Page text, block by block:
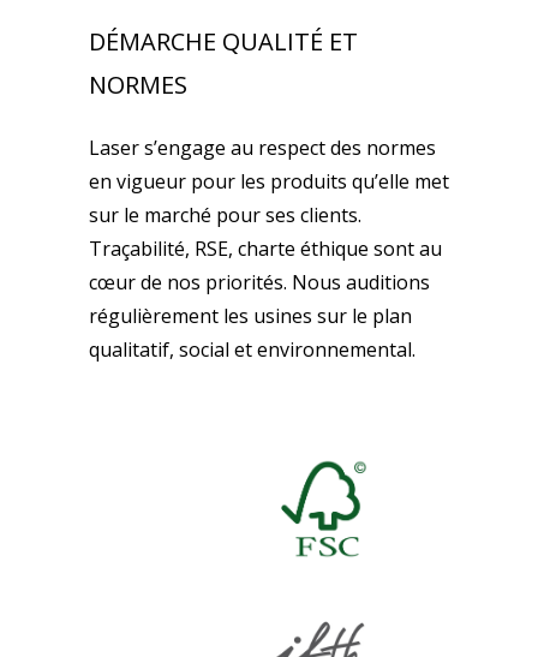
DÉMARCHE QUALITÉ ET
NORMES
Laser s’engage au respect des normes
en vigueur pour les produits qu’elle met
sur le marché pour ses clients.
Traçabilité, RSE, charte éthique sont au
cœur de nos priorités. Nous auditions
régulièrement les usines sur le plan
qualitatif, social et environnemental.